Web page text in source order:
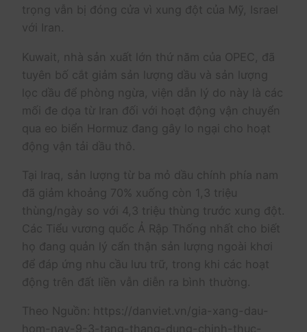
trọng vẫn bị đóng cửa vì xung đột của Mỹ, Israel
với Iran.
Kuwait, nhà sản xuất lớn thứ năm của OPEC, đã
tuyên bố cắt giảm sản lượng dầu và sản lượng
lọc dầu để phòng ngừa, viện dẫn lý do này là các
mối đe dọa từ Iran đối với hoạt động vận chuyển
qua eo biển Hormuz đang gây lo ngại cho hoạt
động vận tải dầu thô.
Tại Iraq, sản lượng từ ba mỏ dầu chính phía nam
đã giảm khoảng 70% xuống còn 1,3 triệu
thùng/ngày so với 4,3 triệu thùng trước xung đột.
Các Tiểu vương quốc Ả Rập Thống nhất cho biết
họ đang quản lý cẩn thận sản lượng ngoài khơi
để đáp ứng nhu cầu lưu trữ, trong khi các hoạt
động trên đất liền vẫn diễn ra bình thường.
Theo Nguồn: https://danviet.vn/gia-xang-dau-
hom-nay-9-3-tang-thang-dung-chinh-thuc-